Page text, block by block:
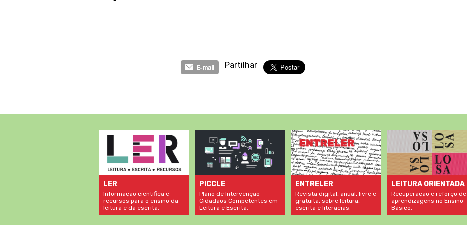
Partilhar
LER
Informação científica e
recursos para o ensino da
leitura e da escrita.
PICCLE
Plano de Intervenção
Cidadãos Competentes em
Leitura e Escrita.
ENTRELER
Revista digital, anual, livre e
gratuita, sobre leitura,
escrita e literacias.
LEITURA ORIENTADA
Recuperação e reforço de
aprendizagens no Ensino
Básico.